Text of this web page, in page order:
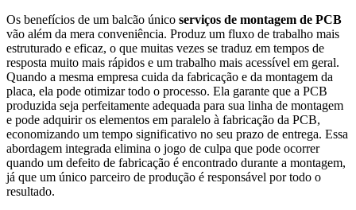
Os benefícios de um balcão único serviços de montagem de PCB
vão além da mera conveniência. Produz um fluxo de trabalho mais
estruturado e eficaz, o que muitas vezes se traduz em tempos de
resposta muito mais rápidos e um trabalho mais acessível em geral.
Quando a mesma empresa cuida da fabricação e da montagem da
placa, ela pode otimizar todo o processo. Ela garante que a PCB
produzida seja perfeitamente adequada para sua linha de montagem
e pode adquirir os elementos em paralelo à fabricação da PCB,
economizando um tempo significativo no seu prazo de entrega. Essa
abordagem integrada elimina o jogo de culpa que pode ocorrer
quando um defeito de fabricação é encontrado durante a montagem,
já que um único parceiro de produção é responsável por todo o
resultado.